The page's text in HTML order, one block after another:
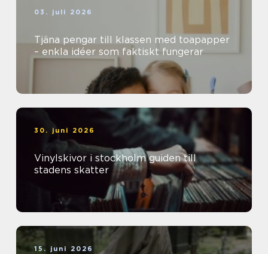
03. juli 2026
Tjäna pengar till klassen med toapapper
– enkla idéer som faktiskt fungerar
30. juni 2026
Vinylskivor i stockholm guiden till
stadens skatter
15. juni 2026